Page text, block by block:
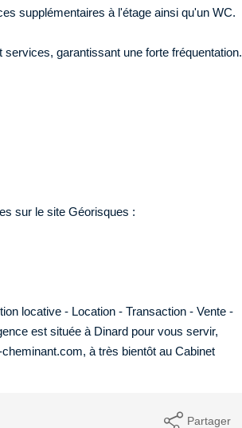
supplémentaires à l'étage ainsi qu'un WC.
garantissant une forte fréquentation.
sur le site Géorisques :
locative - Location - Transaction - Vente -
est située à Dinard pour vous servir,
à très bientôt au Cabinet
Partager